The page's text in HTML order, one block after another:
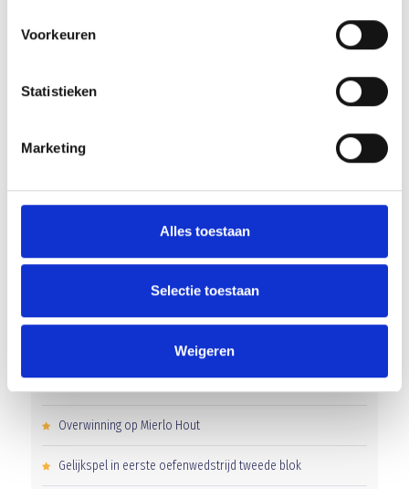
Voorkeuren
Statistieken
Marketing
Alles toestaan
Selectie toestaan
Weigeren
BLAUW GEEL’38 O9 (F) PAKT TITEL ZUID II !
Extra pluim voor de onderhoudsploeg
AANMELDEN LID
Overwinning op Mierlo Hout
Gelijkspel in eerste oefenwedstrijd tweede blok